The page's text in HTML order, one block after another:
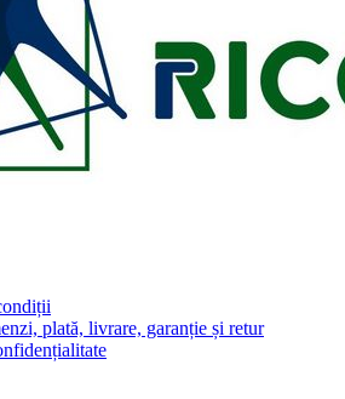
plată, livrare, garanție și retur